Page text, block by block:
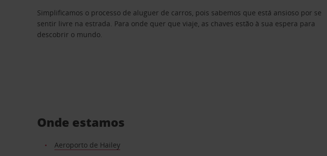
Simplificamos o processo de aluguer de carros, pois sabemos que está ansioso por se
sentir livre na estrada. Para onde quer que viaje, as chaves estão à sua espera para
descobrir o mundo.
Onde estamos
Aeroporto de Hailey